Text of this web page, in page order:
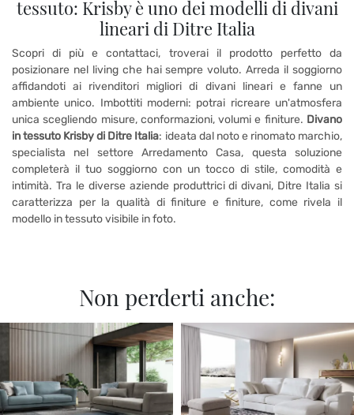
tessuto: Krisby è uno dei modelli di divani
lineari di Ditre Italia
Scopri di più e contattaci, troverai il prodotto perfetto da
posizionare nel living che hai sempre voluto. Arreda il soggiorno
affidandoti ai rivenditori migliori di divani lineari e fanne un
ambiente unico. Imbottiti moderni: potrai ricreare un'atmosfera
unica scegliendo misure, conformazioni, volumi e finiture. Divano
in tessuto Krisby di Ditre Italia: ideata dal noto e rinomato marchio,
specialista nel settore Arredamento Casa, questa soluzione
completerà il tuo soggiorno con un tocco di stile, comodità e
intimità. Tra le diverse aziende produttrici di divani, Ditre Italia si
caratterizza per la qualità di finiture e finiture, come rivela il
modello in tessuto visibile in foto.
Non perderti anche: